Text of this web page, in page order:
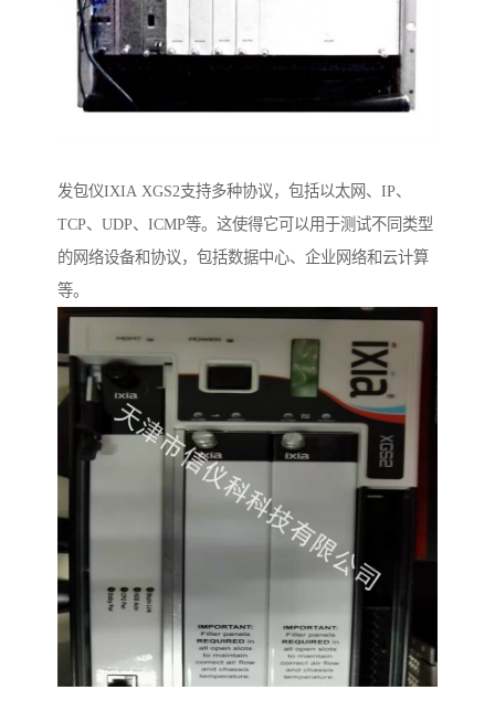
发包仪IXIA XGS2支持多种协议，包括以太网、IP、
TCP、UDP、ICMP等。这使得它可以用于测试不同类型
的网络设备和协议，包括数据中心、企业网络和云计算
等。